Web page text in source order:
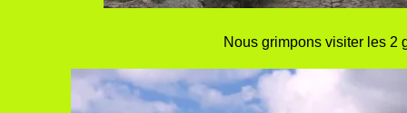
Nous grimpons visiter les 2